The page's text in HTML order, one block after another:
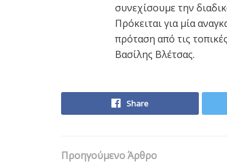
συνεχίσουμε την
Πρόκειται για μία
πρόταση από τις
Βασίλης Βλέτσας.
Share
Προηγούμενο Άρθρο